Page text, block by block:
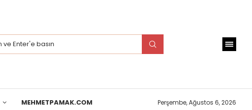
MEHMETPAMAK.COM Perşembe, Ağustos 6, 2026